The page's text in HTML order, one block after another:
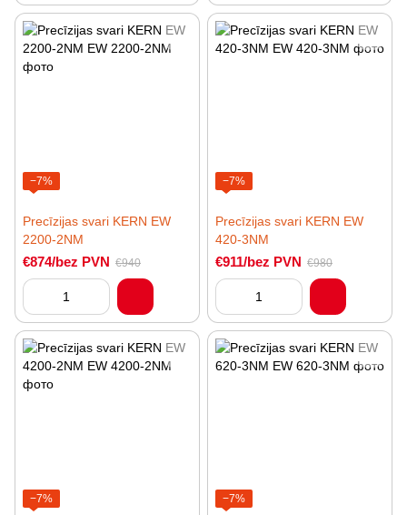
−7%
Precīzijas svari KERN EW
2200-2NM
€874/bez PVN €940
−7%
Precīzijas svari KERN EW
420-3NM
€911/bez PVN €980
−7% −7%